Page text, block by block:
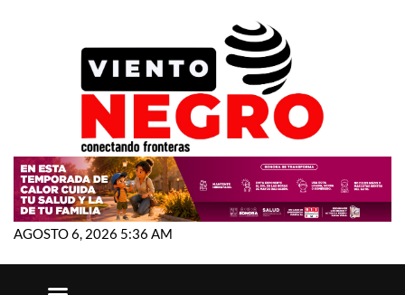
AGOSTO 6, 2026 5:36 AM